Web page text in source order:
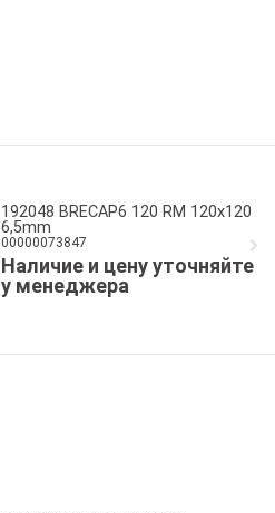
192048 BRECAP6 120 RM 120x120
6,5mm
00000073847
Наличие и цену уточняйте
у менеджера